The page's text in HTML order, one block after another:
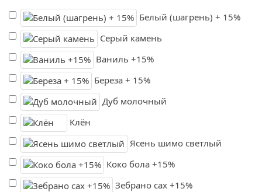
Белый (шагрень) + 15%
Серый камень
Ваниль +15%
Береза + 15%
Дуб молочный
Клён
Ясень шимо светлый
Коко бола +15%
Зебрано сах +15%